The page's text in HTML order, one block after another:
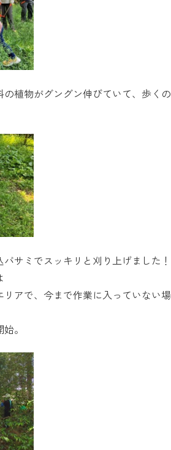
植物がグングン伸びていて、歩くの
サミでスッキリと刈り上げました！
アで、今まで作業に入っていない場
。